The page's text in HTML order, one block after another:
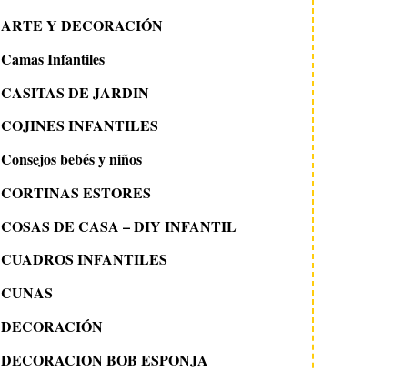
ARTE Y DECORACIÓN
Camas Infantiles
CASITAS DE JARDIN
COJINES INFANTILES
Consejos bebés y niños
CORTINAS ESTORES
COSAS DE CASA – DIY INFANTIL
CUADROS INFANTILES
CUNAS
DECORACIÓN
DECORACION BOB ESPONJA